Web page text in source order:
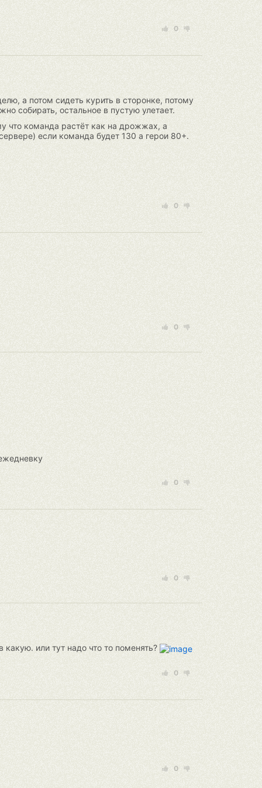
0
а потом сидеть курить в сторонке, потому
собирать, остальное в пустую улетает.
что команда растёт как на дрожжах, а
если команда будет 130 а герои 80+.
0
0
0
0
или тут надо что то поменять?
0
0